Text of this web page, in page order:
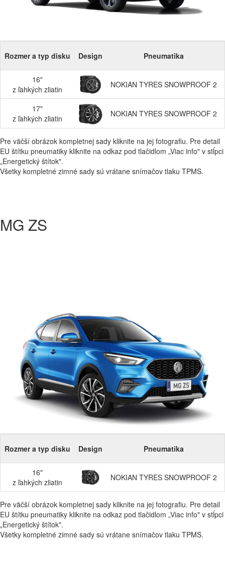
Rozmer a typ disku Design Pneumatika
16"
z ľahkých zliatin
NOKIAN TYRES SNOWPROOF 2
17"
z ľahkých zliatin
NOKIAN TYRES SNOWPROOF 2
Pre väčší obrázok kompletnej sady kliknite na jej fotografiu. Pre detail
EU štítku pneumatiky kliknite na odkaz pod tlačidlom „Viac info" v stĺpci
„Energetický štítok".
Všetky kompletné zimné sady sú vrátane snímačov tlaku TPMS.
MG ZS
Rozmer a typ disku Design Pneumatika
16"
z ľahkých zliatin
NOKIAN TYRES SNOWPROOF 2
Pre väčší obrázok kompletnej sady kliknite na jej fotografiu. Pre detail
EU štítku pneumatiky kliknite na odkaz pod tlačidlom „Viac info" v stĺpci
„Energetický štítok".
Všetky kompletné zimné sady sú vrátane snímačov tlaku TPMS.